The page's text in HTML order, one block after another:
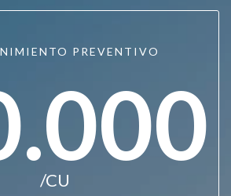
PREVENTIVO
/CU